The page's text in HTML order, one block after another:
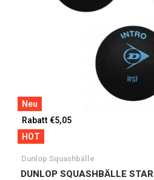
Neu
Rabatt €5,05
HOT
Dunlop Squashbälle
DUNLOP SQUASHBÄLLE